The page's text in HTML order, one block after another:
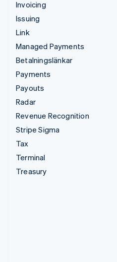
Invoicing
Issuing
Link
Managed Payments
Betalningslänkar
Payments
Payouts
Radar
Revenue Recognition
Stripe Sigma
Tax
Terminal
Treasury